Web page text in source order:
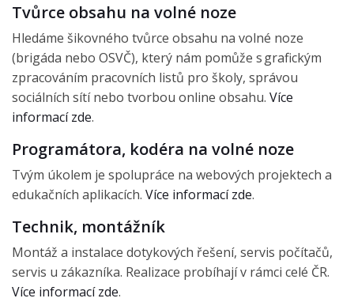
Tvůrce obsahu na volné noze
Hledáme šikovného tvůrce obsahu na volné noze
(brigáda nebo OSVČ), který nám pomůže s grafickým
zpracováním pracovních listů pro školy, správou
sociálních sítí nebo tvorbou online obsahu. Více
informací zde.
Programátora, kodéra na volné noze
Tvým úkolem je spolupráce na webových projektech a
edukačních aplikacích. Více informací zde.
Technik, montážník
Montáž a instalace dotykových řešení, servis počítačů,
servis u zákazníka. Realizace probíhají v rámci celé ČR.
Více informací zde.